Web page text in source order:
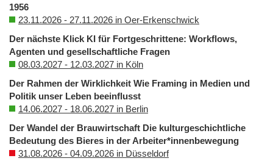
1956
23.11.2026 - 27.11.2026 in Oer-Erkenschwick
Der nächste Klick KI für Fortgeschrittene: Workflows,
Agenten und gesellschaftliche Fragen
08.03.2027 - 12.03.2027 in Köln
Der Rahmen der Wirklichkeit Wie Framing in Medien und
Politik unser Leben beeinflusst
14.06.2027 - 18.06.2027 in Berlin
Der Wandel der Brauwirtschaft Die kulturgeschichtliche
Bedeutung des Bieres in der Arbeiter*innenbewegung
31.08.2026 - 04.09.2026 in Düsseldorf